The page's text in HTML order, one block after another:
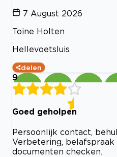
7 August 2026
Toine Holten
Hellevoetsluis
delen
9
Goed geholpen
Persoonlijk contact,
Verbetering,
documenten checken.